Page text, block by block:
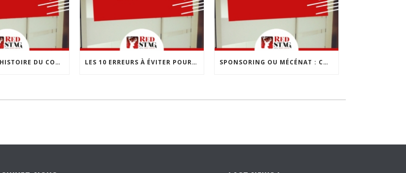
DÉCOUVREZ L’HISTOIRE DU COWORKING : UNE RÉVOLUTION DANS LE MONDE DU TRAVAIL LES 10 ERREURS À ÉVITER POUR CRÉER SON ENTREPRISE SPONSORING OU MÉCÉNAT : COMMENT CHOISIR ?